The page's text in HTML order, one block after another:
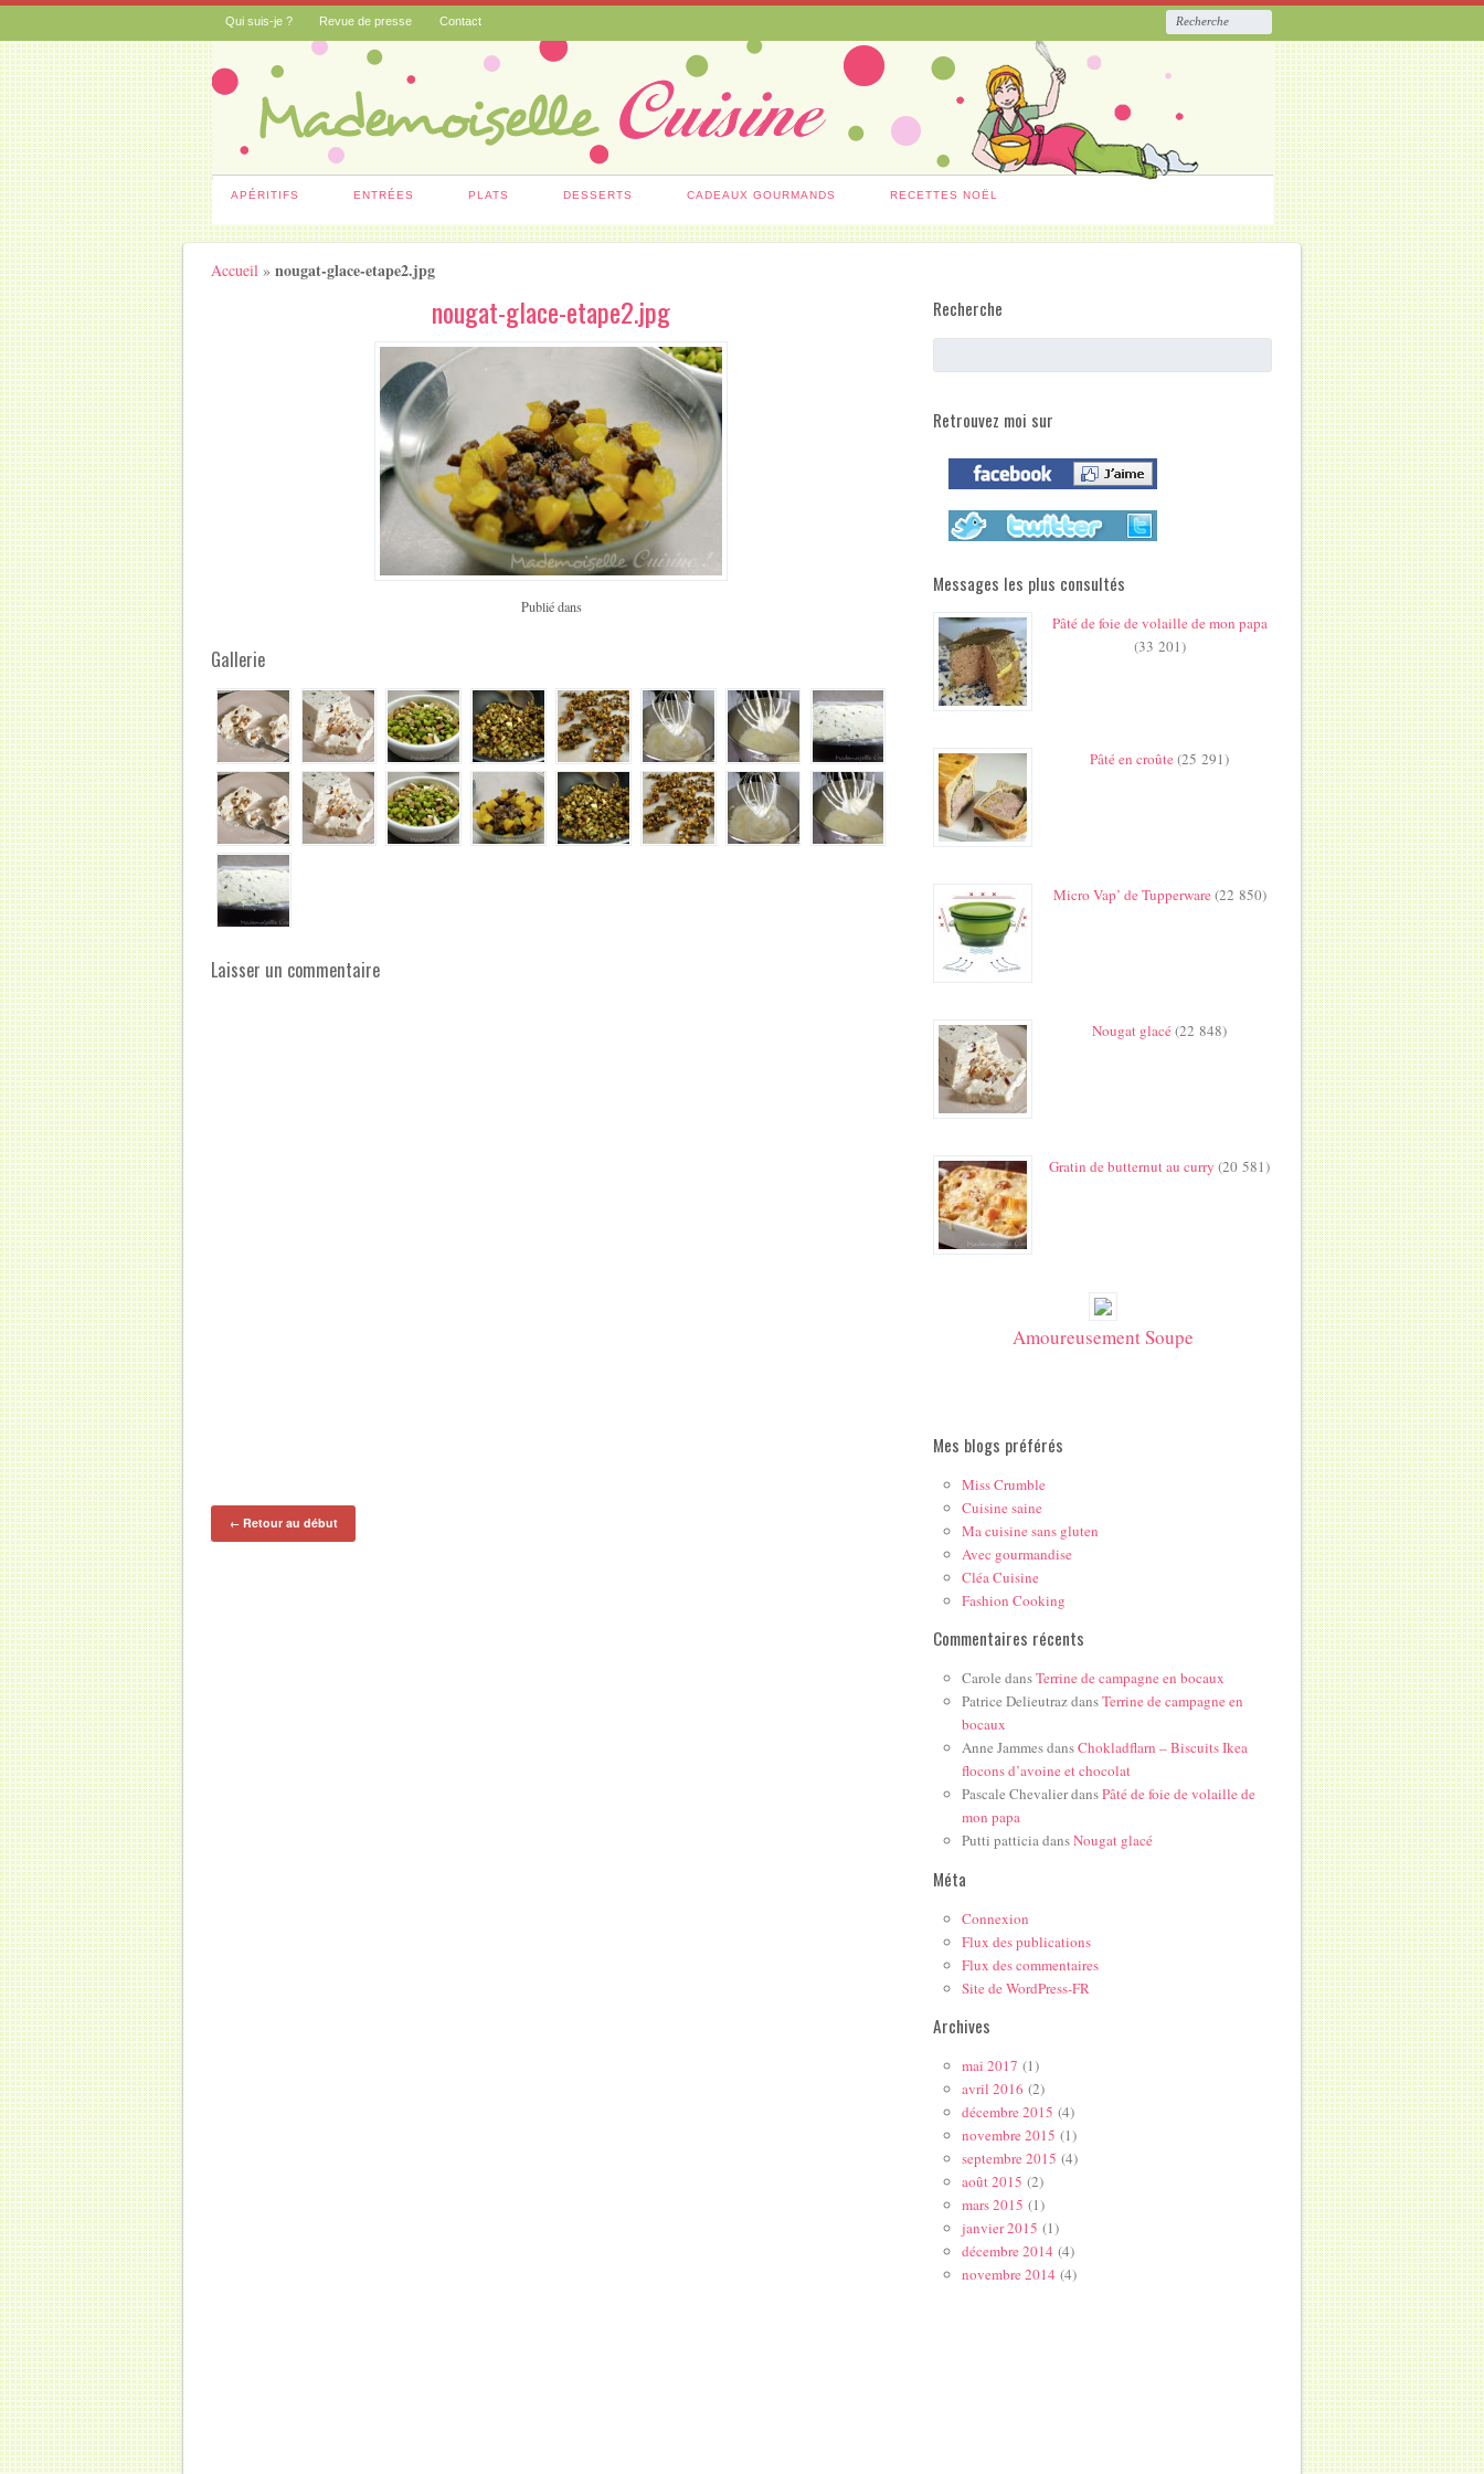
Qui suis-je ? Revue de presse Contact
APÉRITIFS ENTRÉES PLATS DESSERTS CADEAUX GOURMANDS RECETTES NOËL
Accueil »nougat-glace-etape2.jpg
nougat-glace-etape2.jpg
Publié dans
Gallerie
Laisser un commentaire
←Retour au début
Recherche
Retrouvez moi sur
Messages les plus consultés
Pâté de foie de volaille de mon papa
(33 201)
Pâté en croûte(25 291)
Micro Vap’ de Tupperware(22 850)
Nougat glacé(22 848)
Gratin de butternut au curry (20 581)
Amoureusement Soupe
Mes blogs préférés
Miss Crumble
Cuisine saine
Ma cuisine sans gluten
Avec gourmandise
Cléa Cuisine
Fashion Cooking
Commentaires récents
Carole dansTerrine de campagne en bocaux
Patrice DelieutrazdansTerrine de campagne en
bocaux
Anne JammesdansChokladflarn – Biscuits Ikea
flocons d’avoine et chocolat
Pascale ChevalierdansPâté de foie de volaille de
mon papa
Putti patticiadansNougat glacé
Méta
Connexion
Flux des publications
Flux des commentaires
Site de WordPress-FR
Archives
mai 2017 (1)
avril 2016 (2)
décembre 2015 (4)
novembre 2015 (1)
septembre 2015 (4)
août 2015 (2)
mars 2015 (1)
janvier 2015 (1)
décembre 2014 (4)
novembre 2014 (4)